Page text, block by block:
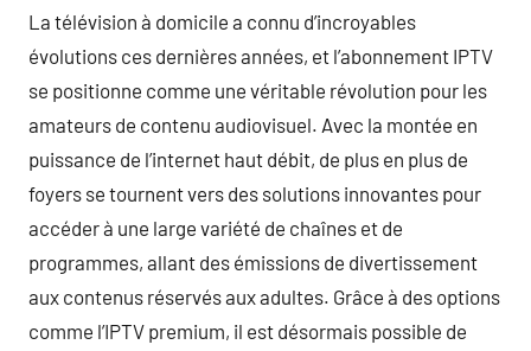
La télévision à domicile a connu d’incroyables
évolutions ces dernières années, et l’abonnement IPTV
se positionne comme une véritable révolution pour les
amateurs de contenu audiovisuel. Avec la montée en
puissance de l’internet haut débit, de plus en plus de
foyers se tournent vers des solutions innovantes pour
accéder à une large variété de chaînes et de
programmes, allant des émissions de divertissement
aux contenus réservés aux adultes. Grâce à des options
comme l’IPTV premium, il est désormais possible de